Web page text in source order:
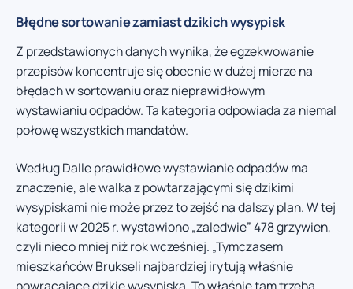
Błędne sortowanie zamiast dzikich wysypisk
Z przedstawionych danych wynika, że egzekwowanie
przepisów koncentruje się obecnie w dużej mierze na
błędach w sortowaniu oraz nieprawidłowym
wystawianiu odpadów. Ta kategoria odpowiada za niemal
połowę wszystkich mandatów.
Według Dalle prawidłowe wystawianie odpadów ma
znaczenie, ale walka z powtarzającymi się dzikimi
wysypiskami nie może przez to zejść na dalszy plan. W tej
kategorii w 2025 r. wystawiono „zaledwie” 478 grzywien,
czyli nieco mniej niż rok wcześniej. „Tymczasem
mieszkańców Brukseli najbardziej irytują właśnie
powracające dzikie wysypiska. To właśnie tam trzeba